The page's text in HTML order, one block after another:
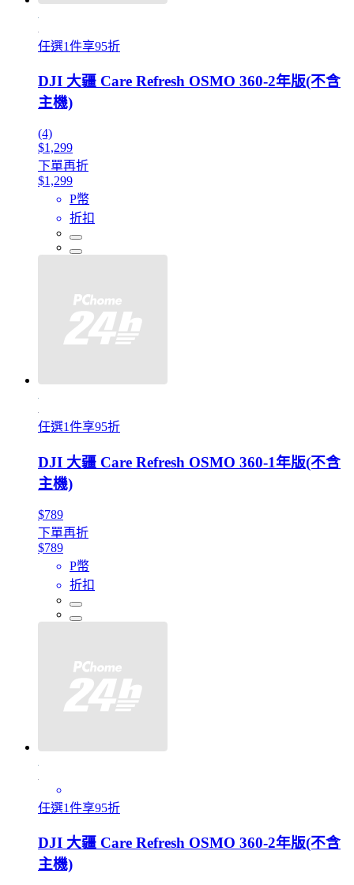
任選1件享95折
DJI 大疆 Care Refresh OSMO 360-2年版(不含
主機)
(4)
$1,299
下單再折
$1,299
P幣
折扣
任選1件享95折
DJI 大疆 Care Refresh OSMO 360-1年版(不含
主機)
$789
下單再折
$789
P幣
折扣
任選1件享95折
DJI 大疆 Care Refresh OSMO 360-2年版(不含
主機)